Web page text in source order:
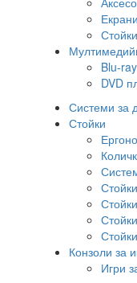
Blu-
DVD
Системи за
Стойки
Конзоли за
Игри